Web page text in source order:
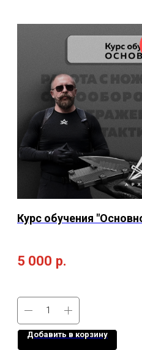
Курс обучения
5 000 р.
Добавить в корзину